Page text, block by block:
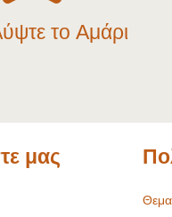
το Αμάρι
μας